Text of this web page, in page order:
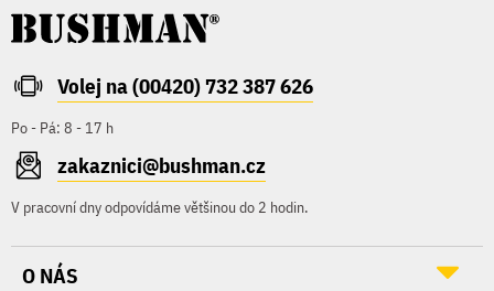
Volej na (00420) 732 387 626
Po - Pá: 8 - 17 h
zakaznici@bushman.cz
V pracovní dny odpovídáme většinou do 2 hodin.
O NÁS